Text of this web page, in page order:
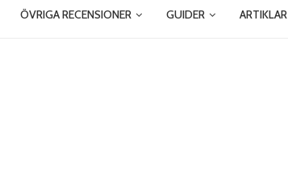
ÖVRIGA RECENSIONER GUIDER ARTIKLAR